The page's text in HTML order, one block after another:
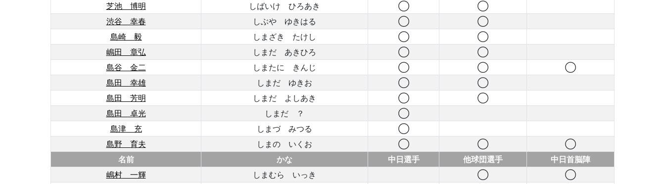
芝池 博明
しばいけ ひろあき ◯
◯
渋谷 幸春
しぶや ゆきはる ◯
◯
島崎 毅
しまざき たけし ◯
◯
嶋田 章弘
しまだ あきひろ ◯
◯
島谷 金二
しまたに きんじ ◯ ◯
◯
島田 幸雄
しまだ ゆきお ◯
◯
島田 芳明
しまだ よしあき ◯
◯
島田 卓光
しまだ ？
◯
島津 充
しまづ みつる
◯
島野 育夫
しまの いくお ◯ ◯
◯
名前
かな 中日選手 他球団選手
中日首脳陣
嶋村 一輝
しまむら いっき ◯
◯